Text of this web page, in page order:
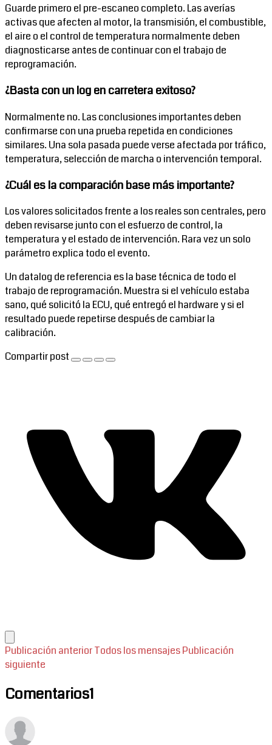
Guarde primero el pre-escaneo completo. Las averías
activas que afecten al motor, la transmisión, el combustible,
el aire o el control de temperatura normalmente deben
diagnosticarse antes de continuar con el trabajo de
reprogramación.
¿Basta con un log en carretera exitoso?
Normalmente no. Las conclusiones importantes deben
confirmarse con una prueba repetida en condiciones
similares. Una sola pasada puede verse afectada por tráfico,
temperatura, selección de marcha o intervención temporal.
¿Cuál es la comparación base más importante?
Los valores solicitados frente a los reales son centrales, pero
deben revisarse junto con el esfuerzo de control, la
temperatura y el estado de intervención. Rara vez un solo
parámetro explica todo el evento.
Un datalog de referencia es la base técnica de todo el
trabajo de reprogramación. Muestra si el vehículo estaba
sano, qué solicitó la ECU, qué entregó el hardware y si el
resultado puede repetirse después de cambiar la
calibración.
Compartir post
Publicación anteriorTodos los mensajesPublicación
siguiente
Comentarios1